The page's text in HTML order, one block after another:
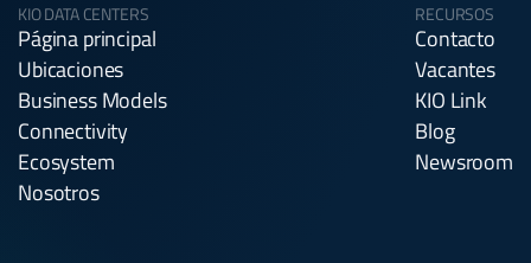
KIO DATA CENTERS
Página principal
Ubicaciones
Business Models
Connectivity
Ecosystem
Nosotros
RECURSOS
Contacto
Vacantes
KIO Link
Blog
Newsroom